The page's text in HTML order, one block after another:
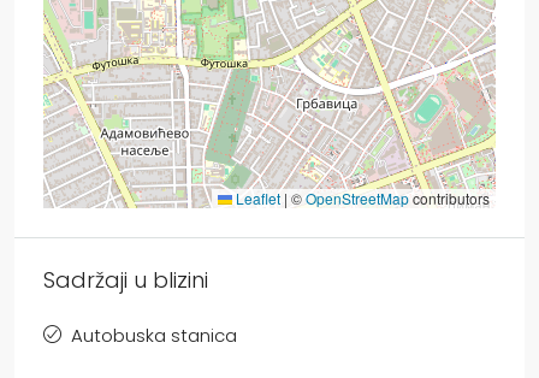
Leaflet | ©OpenStreetMapcontributors
Sadržaji u blizini
Autobuska stanica